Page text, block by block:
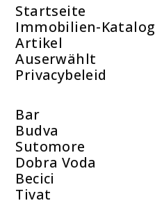
Startseite
Immobilien-Katalog
Artikel
Auserwählt
Privacybeleid
Bar
Budva
Sutomore
Dobra Voda
Becici
Tivat